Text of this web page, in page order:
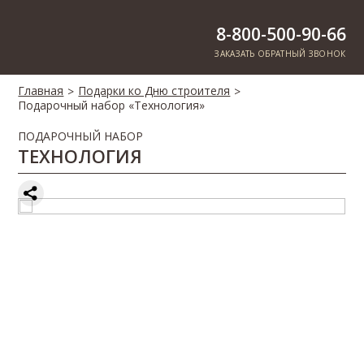
8-800-500-90-66
ЗАКАЗАТЬ ОБРАТНЫЙ ЗВОНОК
Главная > Подарки ко Дню строителя >
Подарочный набор «Технология»
ПОДАРОЧНЫЙ НАБОР
ТЕХНОЛОГИЯ